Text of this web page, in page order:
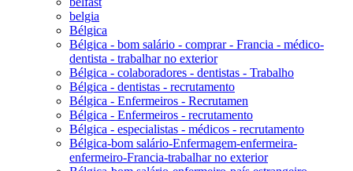
belgia
Bélgica
Bélgica - bom salário - comprar - Francia - médico-
dentista - trabalhar no exterior
Bélgica - colaboradores - dentistas - Trabalho
Bélgica - dentistas - recrutamento
Bélgica - Enfermeiros - Recrutamen
Bélgica - Enfermeiros - recrutamento
Bélgica - especialistas - médicos - recrutamento
Bélgica-bom salário-Enfermagem-enfermeira-
enfermeiro-Francia-trabalhar no exterior